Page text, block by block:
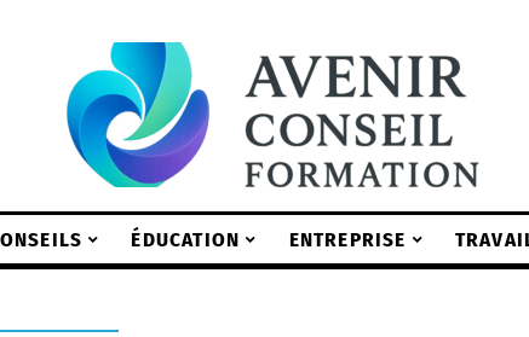
ÉDUCATION ENTREPRISE